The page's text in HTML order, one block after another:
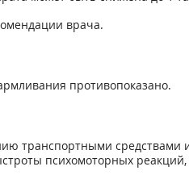
врача.
противопоказано.
транспортными
психомоторных реакций,